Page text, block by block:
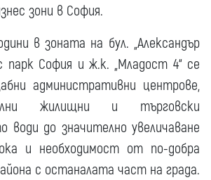
зони в София.
в зоната на бул. „Александър
парк София и ж.к. „Младост 4“ се
административни центрове,
жилищни и търговски
води до значително увеличаване
и необходимост от по-добра
с останалата част на града.